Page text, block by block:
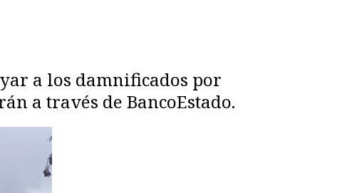
a los damnificados por
a través de BancoEstado.